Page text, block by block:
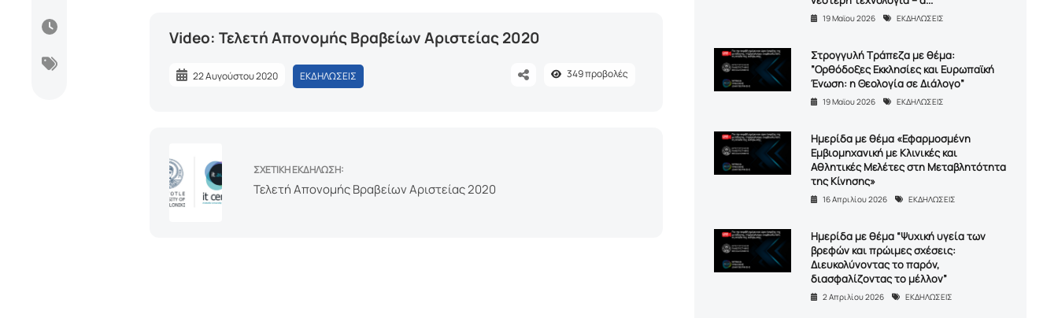
Video: Τελετή Απονομής Βραβείων Αριστείας 2020
22 Αυγούστου 2020 ΕΚΔΗΛΩΣΕΙΣ 349προβολές
ΣΧΕΤΙΚΗ ΕΚΔΗΛΩΣΗ:
Τελετή Απονομής Βραβείων Αριστείας 2020
19 Μαϊου 2026 ΕΚΔΗΛΩΣΕΙΣ
Στρογγυλή Τράπεζα με θέμα:
”Ορθόδοξες Εκκλησίες και Ευρωπαϊκή
Ένωση: η Θεολογία σε Διάλογο”
19 Μαϊου 2026 ΕΚΔΗΛΩΣΕΙΣ
Ημερίδα με θέμα «Εφαρμοσμένη
Εμβιομηχανική με Κλινικές και
Αθλητικές Μελέτες στη Μεταβλητότητα
της Κίνησης»
16 Απριλίου 2026 ΕΚΔΗΛΩΣΕΙΣ
Ημερίδα με θέμα “Ψυχική υγεία των
βρεφών και πρώιμες σχέσεις:
Διευκολύνοντας το παρόν,
διασφαλίζοντας το μέλλον”
2 Απριλίου 2026 ΕΚΔΗΛΩΣΕΙΣ